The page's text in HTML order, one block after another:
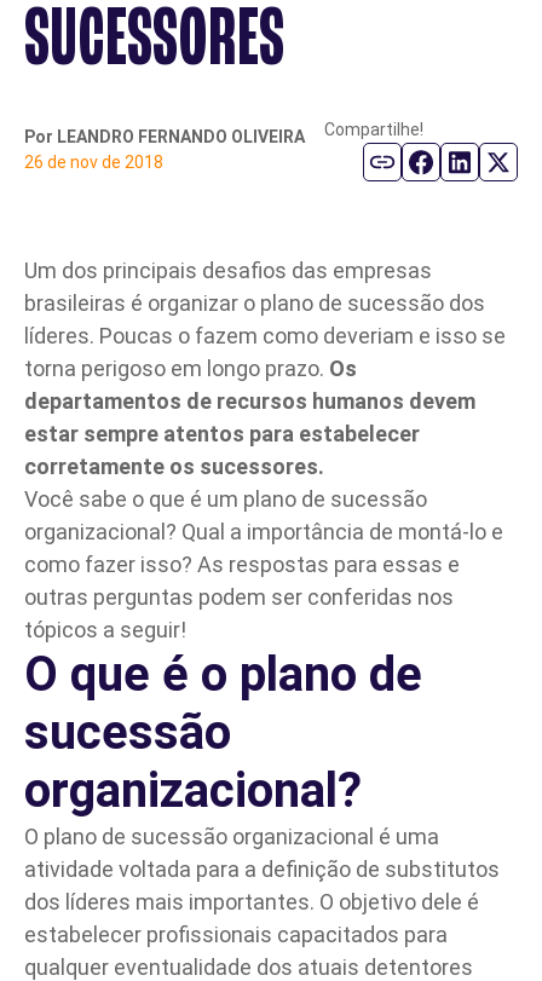
Parceiro de Vendas
SUCESSORES
Por LEANDRO FERNANDO OLIVEIRA
26 de nov de 2018
Compartilhe!
Um dos principais desafios das empresas
brasileiras é organizar o plano de sucessão dos
líderes. Poucas o fazem como deveriam e isso se
torna perigoso em longo prazo. Os
departamentos de recursos humanos devem
estar sempre atentos para estabelecer
corretamente os sucessores.
Você sabe o que é um plano de sucessão
organizacional? Qual a importância de montá-lo e
como fazer isso? As respostas para essas e
outras perguntas podem ser conferidas nos
tópicos a seguir!
O que é o plano de
sucessão
organizacional?
O plano de sucessão organizacional é uma
atividade voltada para a definição de substitutos
dos líderes mais importantes. O objetivo dele é
estabelecer profissionais capacitados para
qualquer eventualidade dos atuais detentores